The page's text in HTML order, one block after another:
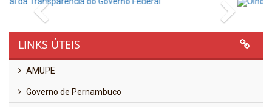
Previous
Next
LINKS ÚTEIS
AMUPE
Governo de Pernambuco